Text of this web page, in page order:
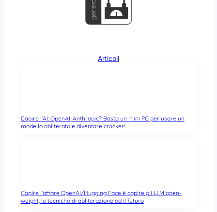
Articoli
Capire l’AI: OpenAI, Anthropic? Basta un mini PC per usare un
modello abliterato e diventare cracker!
Capire l’affare OpenAI/Hugging Face è capire gli LLM open-
weight, le tecniche di abliterazione ed il futuro